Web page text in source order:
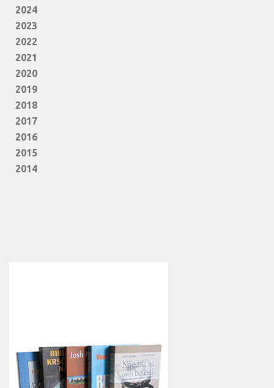
2024
2023
2022
2021
2020
2019
2018
2017
2016
2015
2014